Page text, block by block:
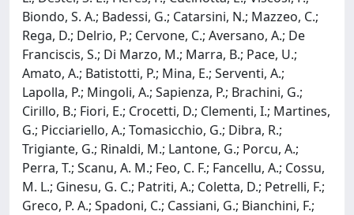
Biondo, S. A.; Badessi, G.; Catarsini, N.; Mazzeo, C.;
Rega, D.; Delrio, P.; Cervone, C.; Aversano, A.; De
Franciscis, S.; Di Marzo, M.; Marra, B.; Pace, U.;
Amato, A.; Batistotti, P.; Mina, E.; Serventi, A.;
Lapolla, P.; Mingoli, A.; Sapienza, P.; Brachini, G.;
Cirillo, B.; Fiori, E.; Crocetti, D.; Clementi, I.; Martines,
G.; Picciariello, A.; Tomasicchio, G.; Dibra, R.;
Trigiante, G.; Rinaldi, M.; Lantone, G.; Porcu, A.;
Perra, T.; Scanu, A. M.; Feo, C. F.; Fancellu, A.; Cossu,
M. L.; Ginesu, G. C.; Patriti, A.; Coletta, D.; Petrelli, F.;
Greco, P. A.; Spadoni, C.; Cassiani, G.; Bianchini, F.;